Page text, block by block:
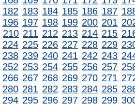
182 183 184 185 186 187
196 197 198 199 200 201
210 211 212 213 214 215
224 225 226 227 228 229
238 239 240 241 242 243
252 253 254 255 256 257
266 267 268 269 270 271
280 281 282 283 284 285
294 295 296 297 298 299